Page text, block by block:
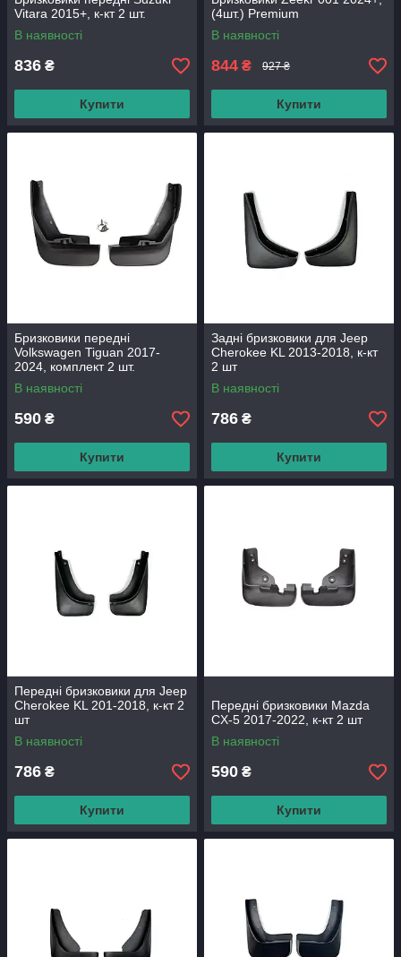
Vitara 2015+, к-кт 2 шт.
В наявності
836 ₴
Купити
(4шт.) Premium
В наявності
844 ₴ 927 ₴
Купити
Бризковики передні
Volkswagen Tiguan 2017-
2024, комплект 2 шт.
В наявності
590 ₴
Купити
Задні бризковики для Jeep
Cherokee KL 2013-2018, к-кт
2 шт
В наявності
786 ₴
Купити
Передні бризковики для Jeep
Cherokee KL 201-2018, к-кт 2
шт
В наявності
786 ₴
Купити
Передні бризковики Mazda
CX-5 2017-2022, к-кт 2 шт
В наявності
590 ₴
Купити